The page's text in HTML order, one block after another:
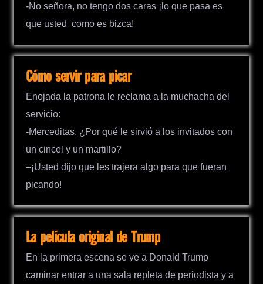
-No señora, no tengo dos caras ¡lo que pasa es
que usted como es bizca!
Cómo servir para picar
Enojada la patrona le reclama a la muchacha del
servicio:
-Merceditas, ¿Por qué le sirvió a los invitados con
un cincel y un martillo?
–¡Usted dijo que les trajera algo para que fueran
picando!
La película original de Trump
En la primera escena se ve a Donald Trump
caminar entrar a una sala repleta de periodista y a